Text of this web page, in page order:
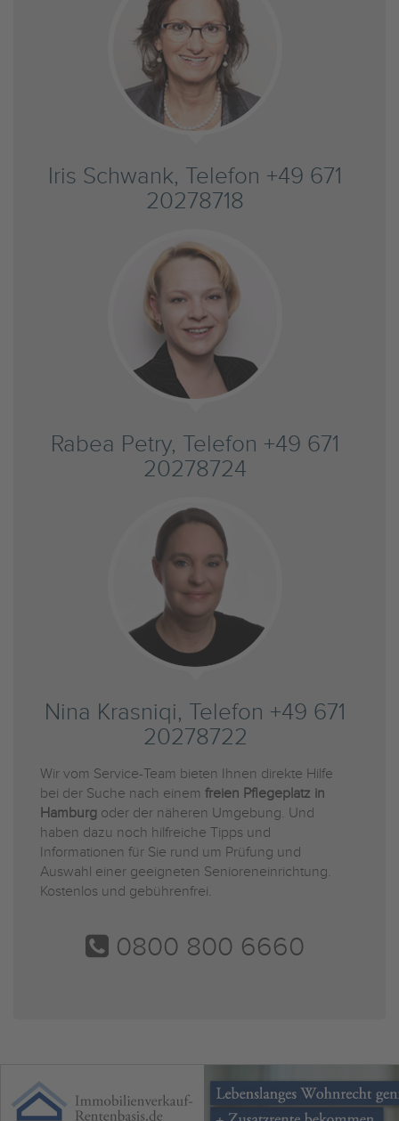
Iris Schwank, Telefon +49 671
20278718
Rabea Petry, Telefon +49 671
20278724
Nina Krasniqi, Telefon +49 671
20278722
Wir vom Service-Team bieten Ihnen direkte Hilfe
bei der Suche nach einem freien Pflegeplatz in
Hamburg oder der näheren Umgebung. Und
haben dazu noch hilfreiche Tipps und
Informationen für Sie rund um Prüfung und
Auswahl einer geeigneten Senioreneinrichtung.
Kostenlos und gebührenfrei.
0800 800 6660